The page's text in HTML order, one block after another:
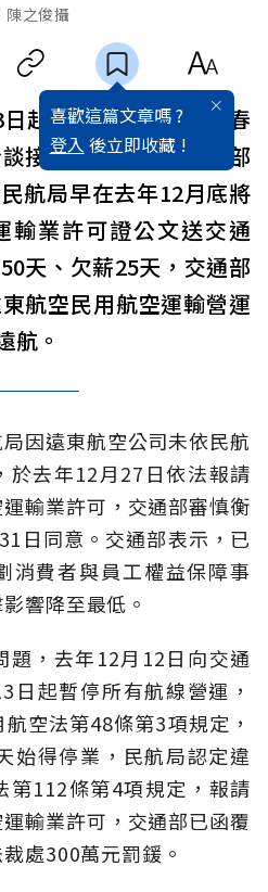
陳之俊攝
喜歡這篇文章嗎 ?
登入 後立即收藏 !
起無預警停飛，儘管春
接手事宜，不過交通部
航局早在去年12月底將
輸業許可證公文送交通
天、欠薪25天，交通部
航空民用航空運輸營運
航。
因遠東航空公司未依民航
於去年12月27日依法報請
輸業許可，交通部審慎衡
日同意。交通部表示，已
消費者與員工權益保障事
響降至最低。
題，去年12月12日向交通
日起暫停所有航線營運，
空法第48條第3項規定，
始得停業，民航局認定違
第112條第4項規定，報請
輸業許可，交通部已函覆
處300萬元罰鍰。